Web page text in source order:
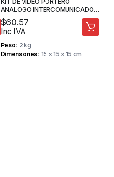
ANALOGO INTERCOMUNICADOR
PLASTICO PANTALLA DE 7″ –
DAHUA
$60.57
Inc IVA
Peso 2 kg
Dimensiones 15 × 15 × 15 cm